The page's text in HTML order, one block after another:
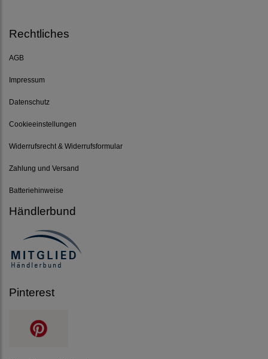
Rechtliches
AGB
Impressum
Datenschutz
Cookieeinstellungen
Widerrufsrecht & Widerrufsformular
Zahlung und Versand
Batteriehinweise
Händlerbund
Pinterest